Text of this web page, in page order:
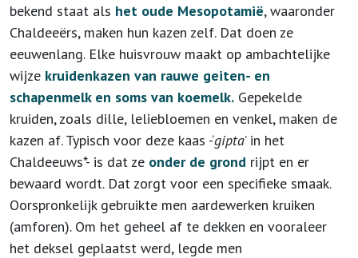
bekend staat als het oude Mesopotamië, waaronder
Chaldeeërs, maken hun kazen zelf. Dat doen ze
eeuwenlang. Elke huisvrouw maakt op ambachtelijke
wijze kruidenkazen van rauwe geiten- en
schapenmelk en soms van koemelk. Gepekelde
kruiden, zoals dille, leliebloemen en venkel, maken de
kazen af. Typisch voor deze kaas -‘gipta’ in het
Chaldeeuws*- is dat ze onder de grond rijpt en er
bewaard wordt. Dat zorgt voor een specifieke smaak.
Oorspronkelijk gebruikte men aardewerken kruiken
(amforen). Om het geheel af te dekken en vooraleer
het deksel geplaatst werd, legde men